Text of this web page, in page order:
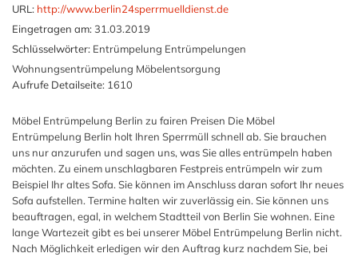
URL: http://www.berlin24sperrmuelldienst.de
Eingetragen am: 31.03.2019
Schlüsselwörter: Entrümpelung Entrümpelungen
Wohnungsentrümpelung Möbelentsorgung
Aufrufe Detailseite: 1610
Möbel Entrümpelung Berlin zu fairen Preisen Die Möbel
Entrümpelung Berlin holt Ihren Sperrmüll schnell ab. Sie brauchen
uns nur anzurufen und sagen uns, was Sie alles entrümpeln haben
möchten. Zu einem unschlagbaren Festpreis entrümpeln wir zum
Beispiel Ihr altes Sofa. Sie können im Anschluss daran sofort Ihr neues
Sofa aufstellen. Termine halten wir zuverlässig ein. Sie können uns
beauftragen, egal, in welchem Stadtteil von Berlin Sie wohnen. Eine
lange Wartezeit gibt es bei unserer Möbel Entrümpelung Berlin nicht.
Nach Möglichkeit erledigen wir den Auftrag kurz nachdem Sie, bei